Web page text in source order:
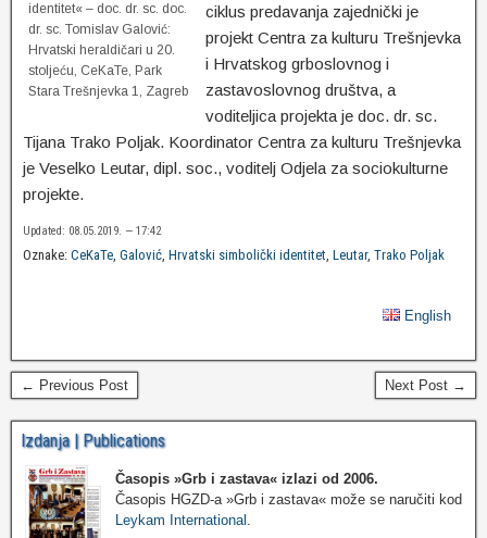
identitet« – doc. dr. sc. doc.
dr. sc. Tomislav Galović:
Hrvatski heraldičari u 20.
stoljeću, CeKaTe, Park
Stara Trešnjevka 1, Zagreb
ciklus predavanja zajednički je
projekt Centra za kulturu Trešnjevka
i Hrvatskog grboslovnog i
zastavoslovnog društva, a
voditeljica projekta je doc. dr. sc.
Tijana Trako Poljak. Koordinator Centra za kulturu Trešnjevka
je Veselko Leutar, dipl. soc., voditelj Odjela za sociokulturne
projekte.
Updated: 08.05.2019. — 17:42
Oznake: CeKaTe, Galović, Hrvatski simbolički identitet, Leutar, Trako Poljak
English
← Previous Post Next Post →
Izdanja | Publications
Časopis »Grb i zastava« izlazi od 2006.
Časopis HGZD-a »Grb i zastava« može se naručiti kod
Leykam International